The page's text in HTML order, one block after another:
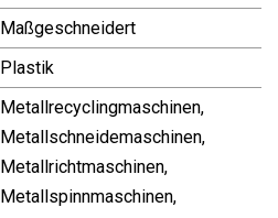
Maßgeschneidert
Plastik
Metallrecyclingmaschinen,
Metallschneidemaschinen,
Metallrichtmaschinen,
Metallspinnmaschinen,